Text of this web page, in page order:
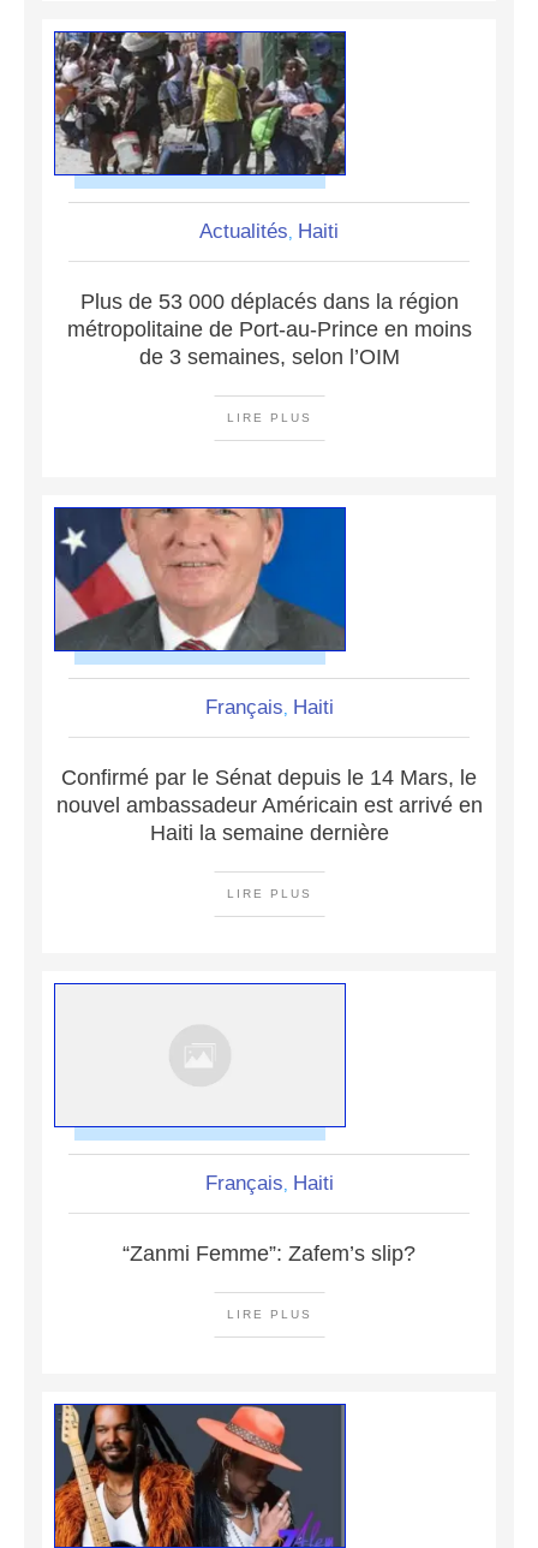
Actualités Haiti
Plus de 53 000 déplacés dans la région
métropolitaine de Port-au-Prince en moins
de 3 semaines, selon l’OIM
LIRE PLUS
Français Haiti
Confirmé par le Sénat depuis le 14 Mars, le
nouvel ambassadeur Américain est arrivé en
Haiti la semaine dernière
LIRE PLUS
Français Haiti
“Zanmi Femme”: Zafem’s slip?
LIRE PLUS